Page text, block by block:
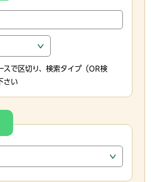
で区切り、検索タイプ（OR検
さい